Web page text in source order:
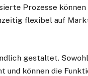
Prozesse
flexibel auf
gestaltet.
und können die